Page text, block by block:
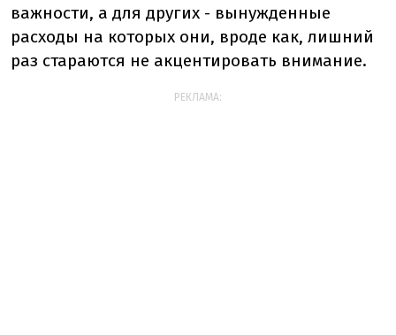
важности, а для других - вынужденные
расходы на которых они, вроде как, лишний
раз стараются не акцентировать внимание.
РЕКЛАМА: